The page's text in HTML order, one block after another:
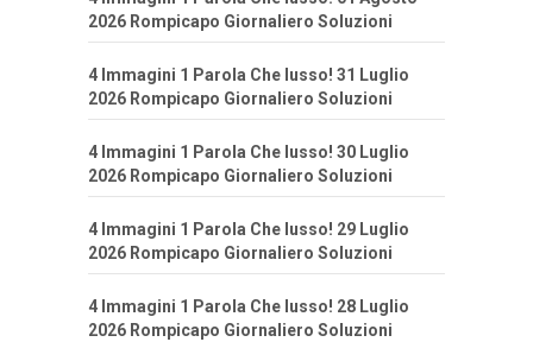
2026 Rompicapo Giornaliero Soluzioni
4 Immagini 1 Parola Che lusso! 31 Luglio
2026 Rompicapo Giornaliero Soluzioni
4 Immagini 1 Parola Che lusso! 30 Luglio
2026 Rompicapo Giornaliero Soluzioni
4 Immagini 1 Parola Che lusso! 29 Luglio
2026 Rompicapo Giornaliero Soluzioni
4 Immagini 1 Parola Che lusso! 28 Luglio
2026 Rompicapo Giornaliero Soluzioni